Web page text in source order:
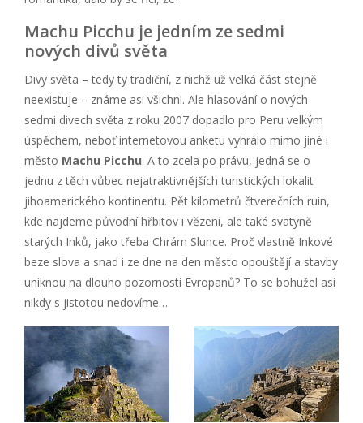
Machu Picchu je jedním ze sedmi
nových divů světa
Divy světa – tedy ty tradiční, z nichž už velká část stejně
neexistuje – známe asi všichni. Ale hlasování o nových
sedmi divech světa z roku 2007 dopadlo pro Peru velkým
úspěchem, neboť internetovou anketu vyhrálo mimo jiné i
město Machu Picchu. A to zcela po právu, jedná se o
jednu z těch vůbec nejatraktivnějších turistických lokalit
jihoamerického kontinentu. Pět kilometrů čtverečních ruin,
kde najdeme původní hřbitov i vězení, ale také svatyně
starých Inků, jako třeba Chrám Slunce. Proč vlastně Inkové
beze slova a snad i ze dne na den město opouštějí a stavby
uniknou na dlouho pozornosti Evropanů? To se bohužel asi
nikdy s jistotou nedovíme…